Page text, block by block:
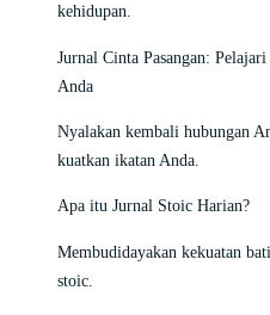
kehidupan.
Jurnal Cinta Pasangan:
Anda
Nyalakan kembali hubungan
kuatkan ikatan Anda.
Apa itu Jurnal Stoic Harian?
Membudidayakan kekuatan
stoic.